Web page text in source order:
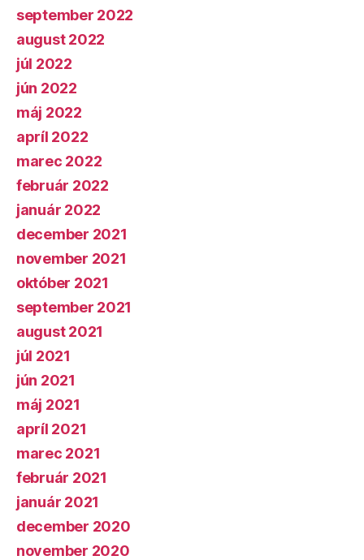
september 2022
august 2022
júl 2022
jún 2022
máj 2022
apríl 2022
marec 2022
február 2022
január 2022
december 2021
november 2021
október 2021
september 2021
august 2021
júl 2021
jún 2021
máj 2021
apríl 2021
marec 2021
február 2021
január 2021
december 2020
november 2020